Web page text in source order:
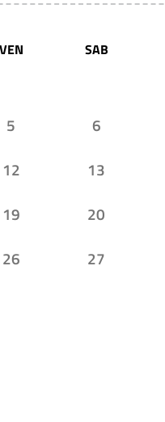
VEN SAB
5 6
12 13
19 20
26 27